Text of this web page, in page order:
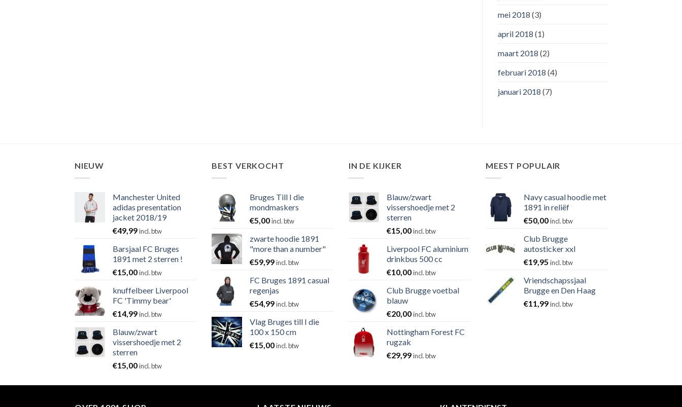
mei 2018 (3)
april 2018 (1)
maart 2018 (2)
februari 2018 (4)
januari 2018 (7)
NIEUW
Manchester United
adidas presentation
jacket 2018/19
€49,99incl. btw
Barsjaal FC Bruges
1891 met 2 sterren !
€15,00incl. btw
knuffelbeer Liverpool
FC 'Timmy bear'
€14,99incl. btw
Blauw/zwart
vissershoedje met 2
sterren
€15,00incl. btw
BEST VERKOCHT
Bruges Till I die
mondmaskers
€5,00incl. btw
zwarte hoodie 1891
"more than a number"
€59,99incl. btw
FC Bruges 1891 casual
regenjas
€54,99incl. btw
Vlag Bruges till I die
100 x 150 cm
€15,00incl. btw
IN DE KIJKER
Blauw/zwart
vissershoedje met 2
sterren
€15,00incl. btw
Liverpool FC aluminium
drinkbus 500 cc
€10,00incl. btw
Club Brugge voetbal
blauw
€20,00incl. btw
Nottingham Forest FC
rugzak
€29,99incl. btw
MEEST POPULAIR
Navy casual hoodie met
1891 in reliëf
€50,00incl. btw
Club Brugge
autosticker xxl
€19,95 incl. btw
Vriendschapssjaal
Brugge en Den Haag
€11,99incl. btw